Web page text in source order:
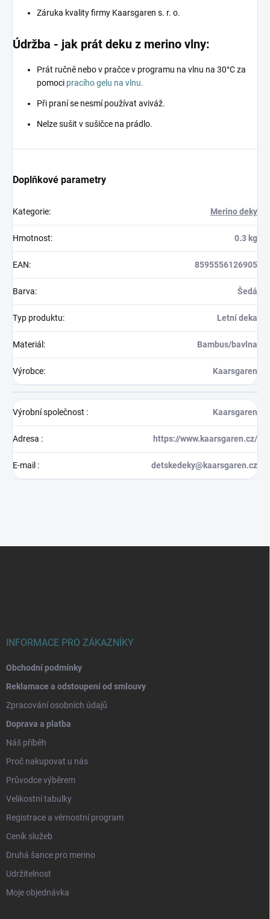
Záruka kvality firmy Kaarsgaren s. r. o.
Údržba - jak prát deku z merino vlny:
Prát ručně nebo v pračce v programu na vlnu na 30°C za
pomoci pracího gelu na vlnu.
Při praní se nesmí používat aviváž.
Nelze sušit v sušičce na prádlo.
Doplňkové parametry
Kategorie: Merino deky
Hmotnost: 0.3 kg
EAN: 8595556126905
Barva: Šedá
Typ produktu: Letní deka
Materiál : Bambus/bavlna
Výrobce: Kaarsgaren
Výrobní společnost : Kaarsgaren
Adresa : https://www.kaarsgaren.cz/
E-mail : detskedeky@kaarsgaren.cz
INFORMACE PRO ZÁKAZNÍKY
Obchodní podmínky
Reklamace a odstoupení od smlouvy
Zpracování osobních údajů
Doprava a platba
Náš příběh
Proč nakupovat u nás
Průvodce výběrem
Velikostní tabulky
Registrace a věrnostní program
Ceník služeb
Druhá šance pro merino
Udržitelnost
Moje objednávka